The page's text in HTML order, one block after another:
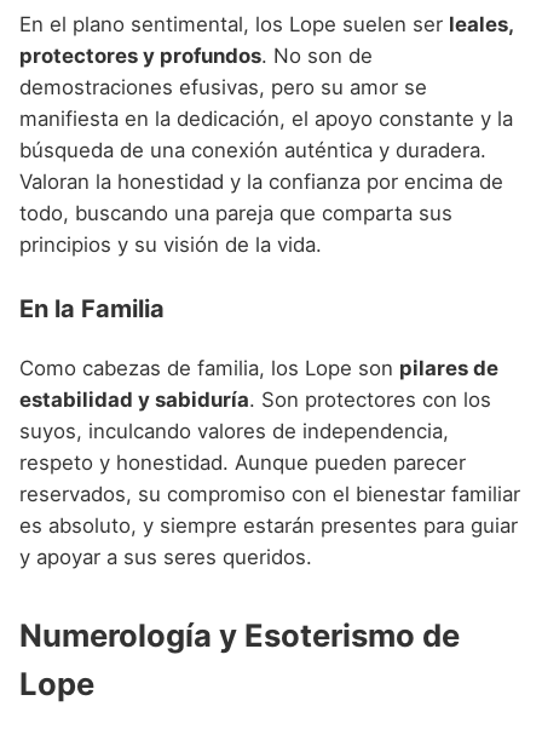
En el plano sentimental, los Lope suelen ser leales,
protectores y profundos. No son de
demostraciones efusivas, pero su amor se
manifiesta en la dedicación, el apoyo constante y la
búsqueda de una conexión auténtica y duradera.
Valoran la honestidad y la confianza por encima de
todo, buscando una pareja que comparta sus
principios y su visión de la vida.
En la Familia
Como cabezas de familia, los Lope son pilares de
estabilidad y sabiduría. Son protectores con los
suyos, inculcando valores de independencia,
respeto y honestidad. Aunque pueden parecer
reservados, su compromiso con el bienestar familiar
es absoluto, y siempre estarán presentes para guiar
y apoyar a sus seres queridos.
Numerología y Esoterismo de
Lope